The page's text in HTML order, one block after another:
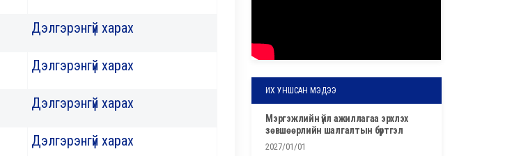
Дэлгэрэнгүй харах
Дэлгэрэнгүй харах
Дэлгэрэнгүй харах
Дэлгэрэнгүй харах
ИХ УНШСАН МЭДЭЭ
мэргэжлийн үйл ажиллагаа эрхлэх
зөвшөөрлийн шалгалтын бүртгэл
2027/01/01